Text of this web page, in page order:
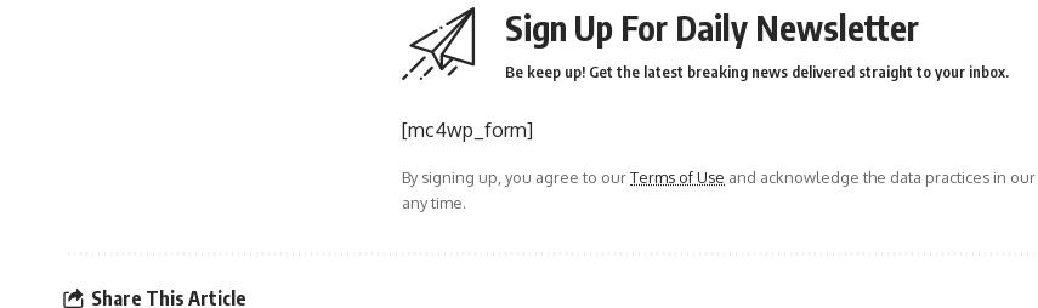
Sign Up For Daily Newsletter
Be keep up! Get the latest breaking news delivered straight to your inbox.
[mc4wp_form]
By signing up, you agree to ourTerms of Use and acknowledge the data practices in our
any time.
Share This Article